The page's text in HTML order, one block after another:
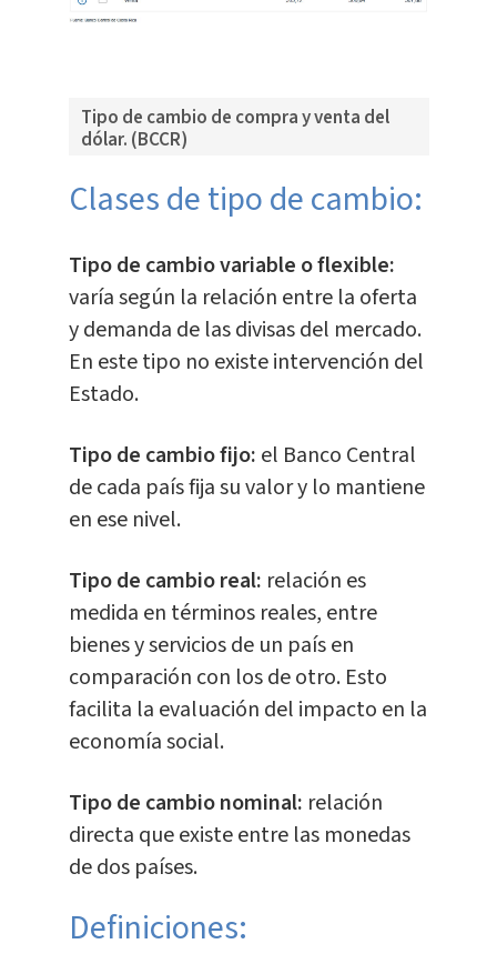
Tipo de cambio de compra y venta del
dólar. (BCCR)
Clases de tipo de cambio:
Tipo de cambio variable o flexible:
varía según la relación entre la oferta
y demanda de las divisas del mercado.
En este tipo no existe intervención del
Estado.
Tipo de cambio fijo: el Banco Central
de cada país fija su valor y lo mantiene
en ese nivel.
Tipo de cambio real: relación es
medida en términos reales, entre
bienes y servicios de un país en
comparación con los de otro. Esto
facilita la evaluación del impacto en la
economía social.
Tipo de cambio nominal: relación
directa que existe entre las monedas
de dos países.
Definiciones: